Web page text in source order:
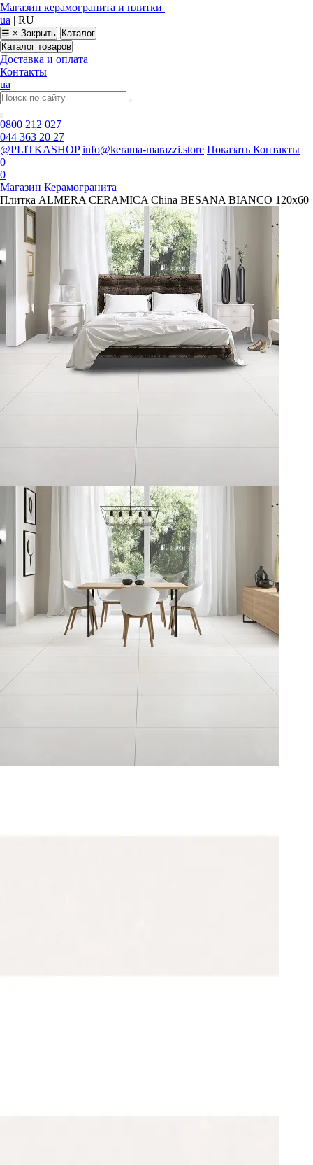
Магазин керамогранита и плитки
ua | RU
☰ × Закрыть
Каталог
Каталог товаров
Доставка и оплата
Контакты
ua
0800 212 027
044 363 20 27
@PLITKASHOP info@kerama-marazzi.store Показать Контакты
0
0
Магазин Керамогранита
Плитка ALMERA CERAMICA China BESANA BIANCO 120x60